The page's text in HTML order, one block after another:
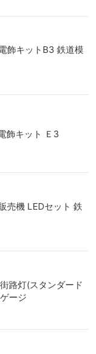
飾キットB3 鉄道模
飾キット Ｅ3
機 LEDセット 鉄
路灯(スタンダード
ージ